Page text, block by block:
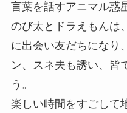
言葉を話すアニマル惑
のび太とドラえもんは
に出会い友だちになり
ン、スネ夫も誘い、皆
う。
楽しい時間をすごして